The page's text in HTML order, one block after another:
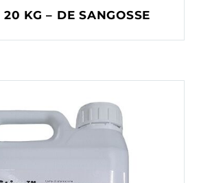
20 KG – DE SANGOSSE